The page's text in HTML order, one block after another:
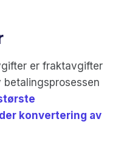
er fraktavgifter
konvertering av